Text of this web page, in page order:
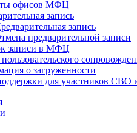
офисов МФЦ
запись
запись
предварительной записи
записи в МФЦ
о загруженности
для участников СВО